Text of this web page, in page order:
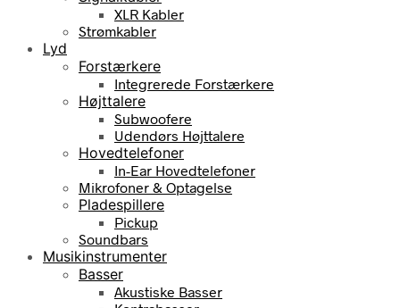
XLR Kabler
Strømkabler
Lyd
Forstærkere
Integrerede Forstærkere
Højttalere
Subwoofere
Udendørs Højttalere
Hovedtelefoner
In-Ear Hovedtelefoner
Mikrofoner & Optagelse
Pladespillere
Pickup
Soundbars
Musikinstrumenter
Basser
Akustiske Basser